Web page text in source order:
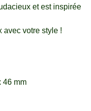
et est inspirée
avec votre style !
46 mm